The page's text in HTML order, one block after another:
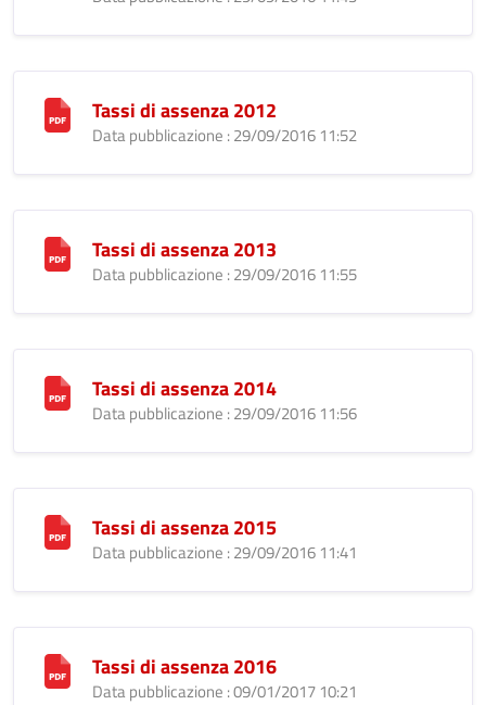
Tassi di assenza 2012
Data pubblicazione : 29/09/2016 11:52
Tassi di assenza 2013
Data pubblicazione : 29/09/2016 11:55
Tassi di assenza 2014
Data pubblicazione : 29/09/2016 11:56
Tassi di assenza 2015
Data pubblicazione : 29/09/2016 11:41
Tassi di assenza 2016
Data pubblicazione : 09/01/2017 10:21